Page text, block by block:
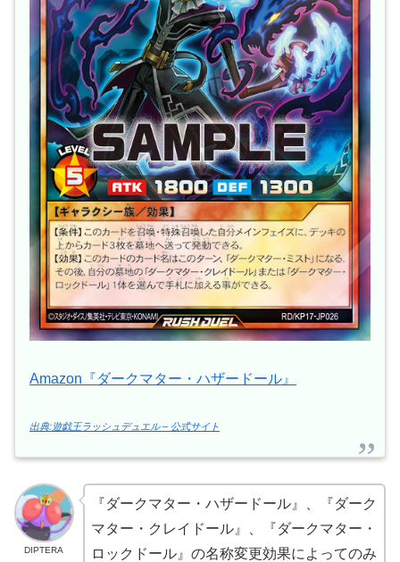
Amazon『ダークマター・ハザードール』
出典:遊戯王ラッシュデュエル – 公式サイト
DIPTERA
『ダークマター・ハザードール』、『ダーク
マター・クレイドール』、『ダークマター・
ロックドール』の名称変更効果によってのみ